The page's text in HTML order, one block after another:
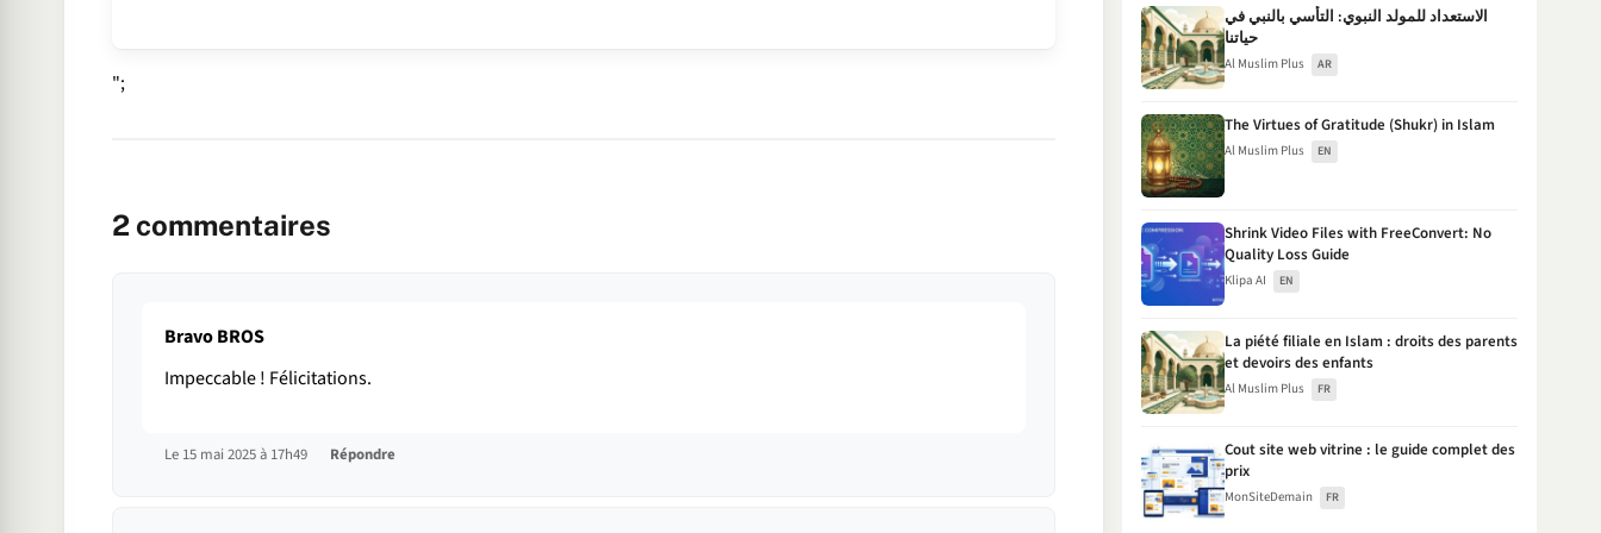
";
2 commentaires
Bravo BROS
Impeccable ! Félicitations.
Le 15 mai 2025 à 17h49 Répondre
الاستعداد للمولد النبوي: التأسي بالنبي في
حياتنا
Al Muslim Plus AR
The Virtues of Gratitude (Shukr) in Islam
Al Muslim Plus EN
Shrink Video Files with FreeConvert: No
Quality Loss Guide
Klipa AI EN
La piété filiale en Islam : droits des parents
et devoirs des enfants
Al Muslim Plus FR
Cout site web vitrine : le guide complet des
prix
MonSiteDemain FR